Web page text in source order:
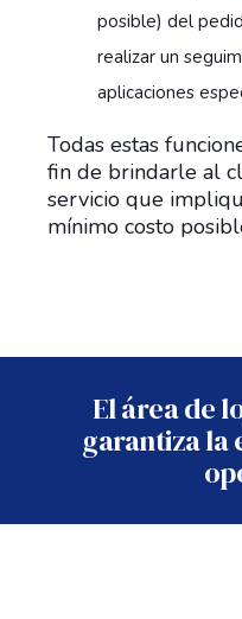
posible) del
realizar un
aplicaciones
Todas estas
fin de brindarle al
servicio que
mínimo costo
El área de
garantiza la